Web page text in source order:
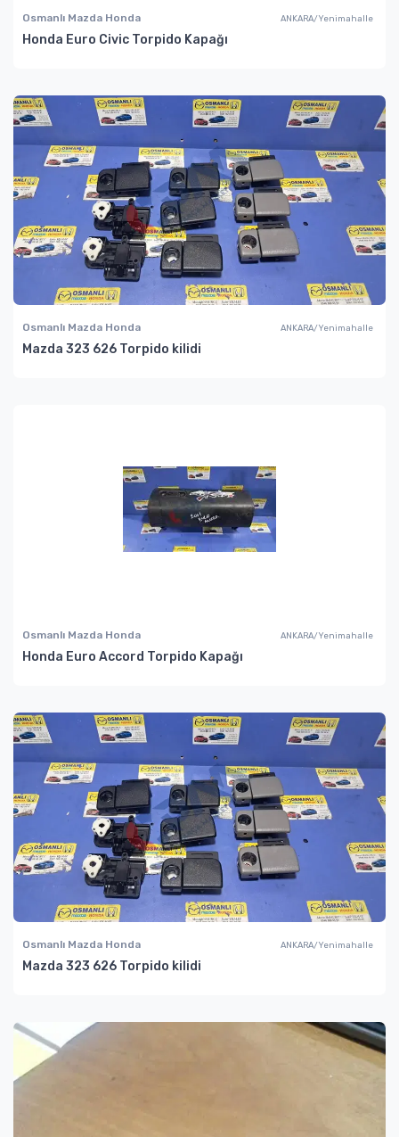
Osmanlı Mazda Honda ANKARA/Yenimahalle
Honda Euro Civic Torpido Kapağı
Osmanlı Mazda Honda ANKARA/Yenimahalle
Mazda 323 626 Torpido kilidi
Osmanlı Mazda Honda ANKARA/Yenimahalle
Honda Euro Accord Torpido Kapağı
Osmanlı Mazda Honda ANKARA/Yenimahalle
Mazda 323 626 Torpido kilidi